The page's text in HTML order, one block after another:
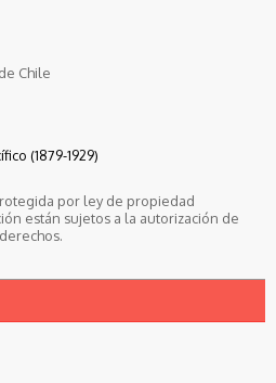
Chile
(1879-1929)
por ley de propiedad
están sujetos a la autorización de